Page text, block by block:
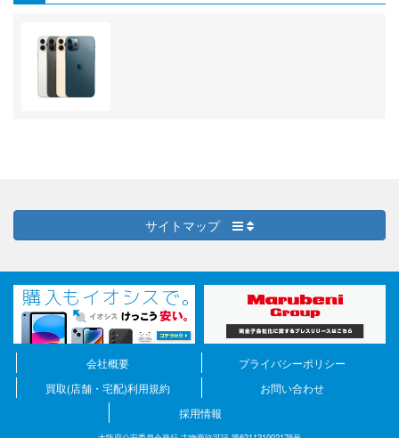
サイトマップ
会社概要
プライバシーポリシー
買取(店舗・宅配)利用規約
お問い合わせ
採用情報